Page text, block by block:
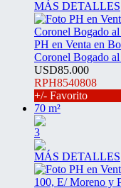
MÁS DETALLES
PH en Venta en
Coronel Bogado
USD85.000
RPH8540808
+/- Favorito
70 m²
3
MÁS DETALLES